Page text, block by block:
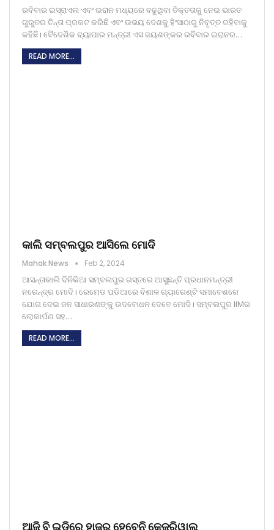
ରବିବାର ଇସ୍ରାଏଲ ଏବଂ ଇରାନ ମଧ୍ୟରେ ବଢୁଥିବା ତିକ୍ତତାକୁ ନେଇ ଭାରତ
ଗୁରୁତର ଚିନ୍ତା ପ୍ରକଟ କରିଛି ଏବଂ ଉଭୟ ଦେଶକୁ ହିଂସାଠାରୁ ନିବୃତ୍ତ ରହିବାକୁ
କହିଛି। ବୈଦେଶିକ ବ୍ୟାପାର ମନ୍ତ୍ରୀ ଏସ ଜୟଶଙ୍କର ରବିବାର ଇରାନର…
READ MORE...
କାଲି ସମ୍ବଲପୁର ଆସିଲେ ମୋଦି
Mahak News Feb 2, 2024
ଆସନ୍ତାକାଲି ଦିନିକିଆ ସମ୍ବଲପୁର ଗସ୍ତରେ ଆସୁଛନ୍ତି ପ୍ରଧାନମନ୍ତ୍ରୀ
ନରେନ୍ଦ୍ର ମୋଦି। ରେମେଡ ପଡିଆରେ ବିଶାଳ ଗ୍ୟାରେଣ୍ଟି ସମାବେଶରେ
ଯୋଗ ଦେଇ ଜନ ସାଧାରଣଙ୍କୁ ଉଦବୋଧନ ଦେବେ ମୋଦି। ସମ୍ବଲପୁର IIMର
ଲୋକାର୍ପଣ ସହ…
READ MORE...
ଆଜି ବି ଇଡିରେ ହାଜର ହେବେନି କେଜ୍ରିୱାଲ